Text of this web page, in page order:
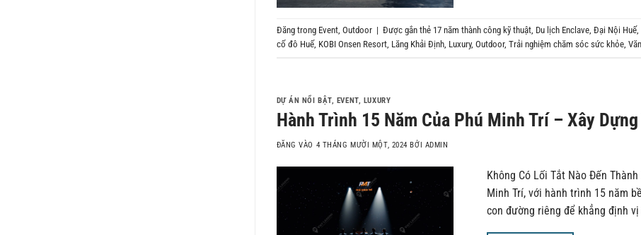
Đăng trong Event, Outdoor | Được gắn thẻ 17 năm thành công kỹ thuật, Du lịch Enclave, Đại Nội Huế,
cố đô Huế, KOBI Onsen Resort, Lăng Khải Định, Luxury, Outdoor, Trải nghiệm chăm sóc sức khỏe,
DỰ ÁN NỔI BẬT, EVENT, LUXURY
Hành Trình 15 Năm Của Phú Minh Trí – Xây
ĐĂNG VÀO 4 THÁNG MƯỜI MỘT, 2024 BỞI ADMIN
Không Có Lối Tắt Nào Đến
Minh Trí, với hành trình 15 năm
con đường riêng để khẳng định